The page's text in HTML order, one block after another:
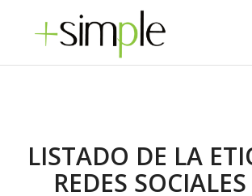
LISTADO DE LA
REDES